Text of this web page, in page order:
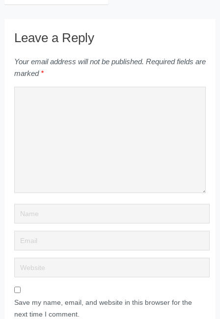
Leave a Reply
Your email address will not be published. Required fields are
marked *
Save my name, email, and website in this browser for the
next time I comment.